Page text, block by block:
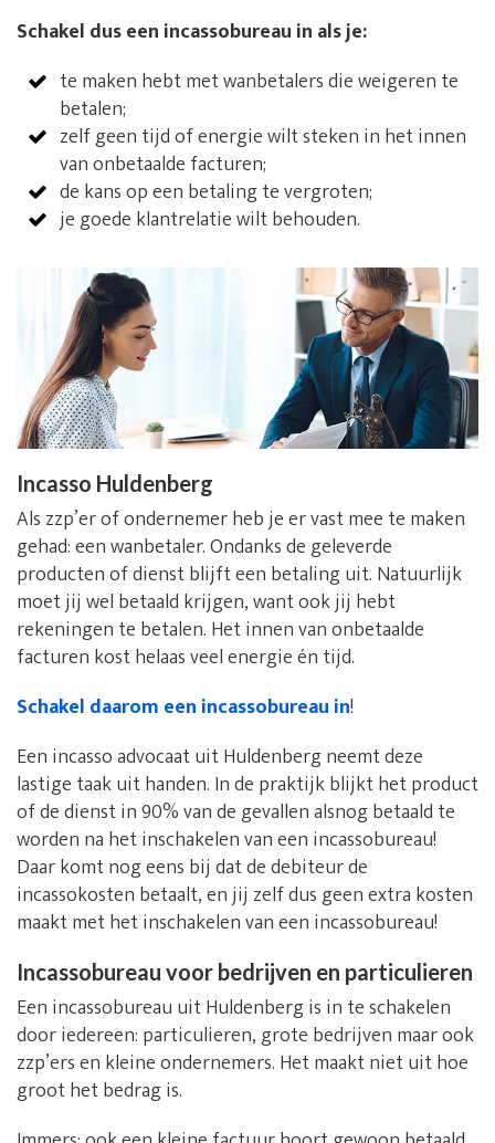
Schakel dus een incassobureau in als je:
te maken hebt met wanbetalers die weigeren te
betalen;
zelf geen tijd of energie wilt steken in het innen
van onbetaalde facturen;
de kans op een betaling te vergroten;
je goede klantrelatie wilt behouden.
Incasso Huldenberg
Als zzp’er of ondernemer heb je er vast mee te maken
gehad: een wanbetaler. Ondanks de geleverde
producten of dienst blijft een betaling uit. Natuurlijk
moet jij wel betaald krijgen, want ook jij hebt
rekeningen te betalen. Het innen van onbetaalde
facturen kost helaas veel energie én tijd.
Schakel daarom een incassobureau in!
Een incasso advocaat uit Huldenberg neemt deze
lastige taak uit handen. In de praktijk blijkt het product
of de dienst in 90% van de gevallen alsnog betaald te
worden na het inschakelen van een incassobureau!
Daar komt nog eens bij dat de debiteur de
incassokosten betaalt, en jij zelf dus geen extra kosten
maakt met het inschakelen van een incassobureau!
Incassobureau voor bedrijven en particulieren
Een incassobureau uit Huldenberg is in te schakelen
door iedereen: particulieren, grote bedrijven maar ook
zzp’ers en kleine ondernemers. Het maakt niet uit hoe
groot het bedrag is.